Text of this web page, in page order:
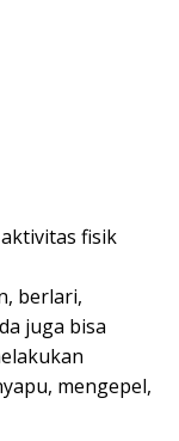
fisik
berlari,
juga bisa
mengepel,